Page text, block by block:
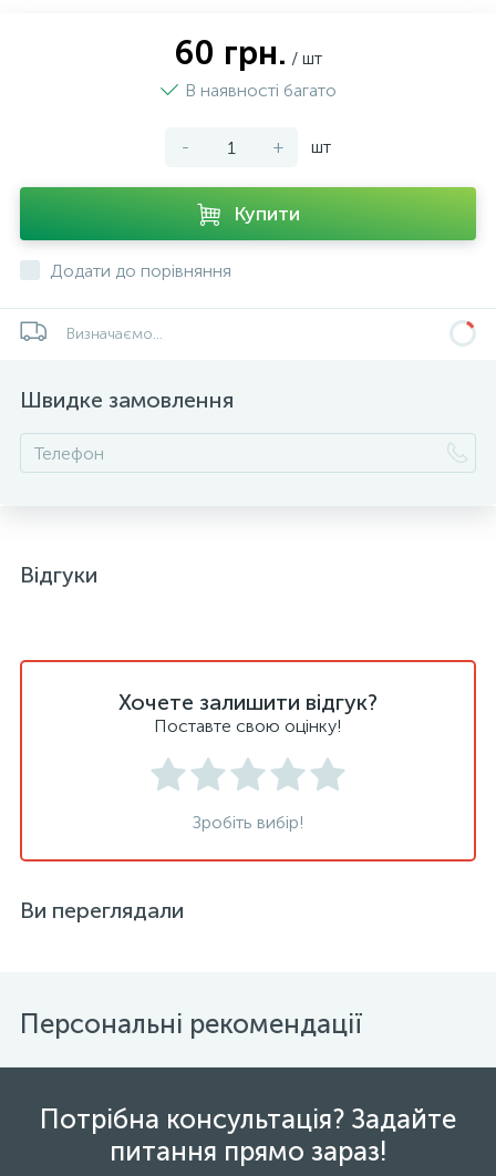
60 грн. / шт
В наявності багато
- + шт
Купити
Додати до порівняння
Визначаємо...
Швидке замовлення
Відгуки
Хочете залишити відгук?
Поставте свою оцінку!
Зробіть вибір!
Ви переглядали
Персональні рекомендації
Потрібна консультація? Задайте
питання прямо зараз!